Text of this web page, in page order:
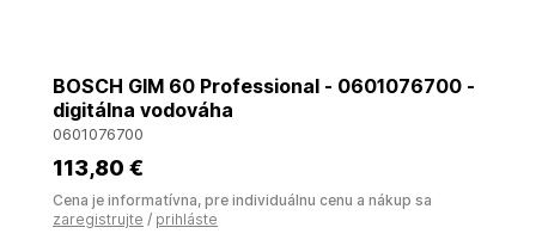
BOSCH GIM 60 Professional - 0601076700 -
digitálna vodováha
0601076700
113,80 €
Cena je informatívna, pre individuálnu cenu a nákup sa
zaregistrujte / prihláste